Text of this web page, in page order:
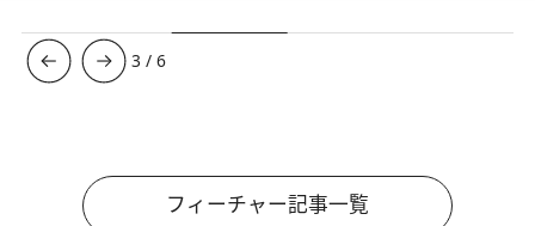
3 /6
フィーチャー記事一覧